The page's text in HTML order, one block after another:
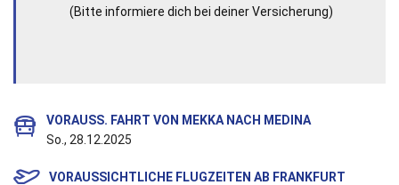
(Bitte informiere dich bei deiner Versicherung)
VORAUSS. FAHRT VON MEKKA NACH MEDINA
So., 28.12.2025
VORAUSSICHTLICHE FLUGZEITEN AB FRANKFURT